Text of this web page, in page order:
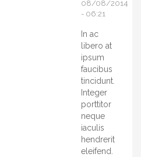
08/08/2014
- 06:21
In ac
libero at
ipsum
faucibus
tincidunt.
Integer
porttitor
neque
iaculis
hendrerit
eleifend.